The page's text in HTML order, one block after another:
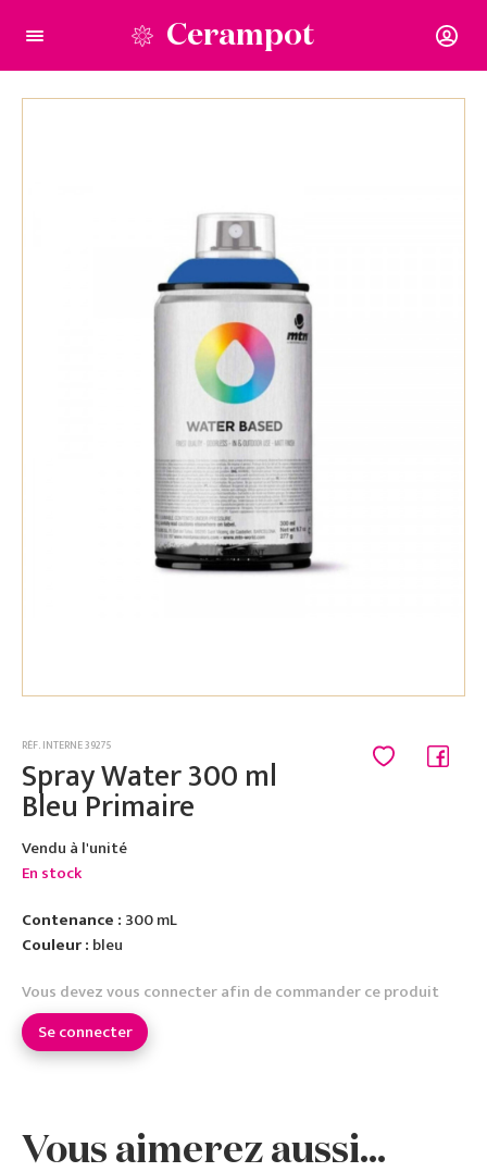
Cerampot
RÉF. INTERNE 39275
Spray Water 300 ml
Bleu Primaire
Vendu à l'unité
En stock
Contenance : 300 mL
Couleur : bleu
Vous devez vous connecter afin de commander ce produit
Se connecter
Vous aimerez aussi...